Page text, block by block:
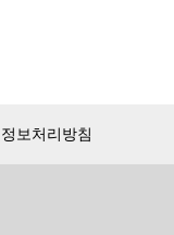
보처리방침